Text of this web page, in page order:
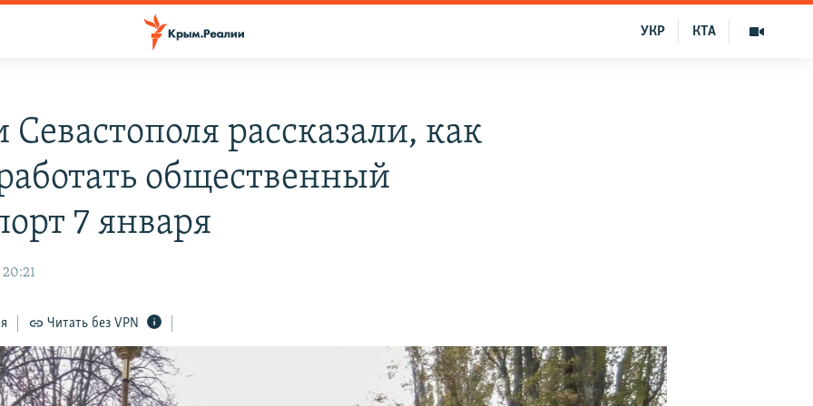
КТА
УКР
Севастополя рассказали, как
общественный
7 января
Читать без VPN